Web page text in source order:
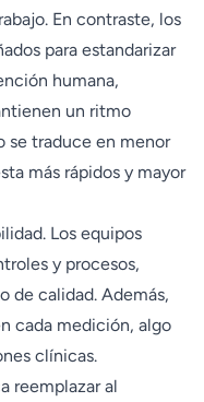
En contraste, los
para estandarizar
humana,
un ritmo
se traduce en menor
más rápidos y mayor
Los equipos
y procesos,
de calidad. Además,
cada medición, algo
clínicas.
reemplazar al